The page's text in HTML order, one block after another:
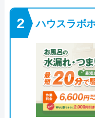
ハウスラボ